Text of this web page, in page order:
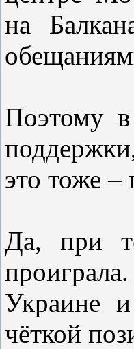
на
Поэтому
это тоже
Да, при
Украине
чёткой